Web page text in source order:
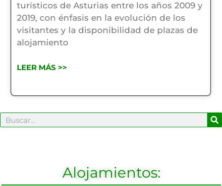
turísticos de Asturias entre los años 2009 y
2019, con énfasis en la evolución de los
visitantes y la disponibilidad de plazas de
alojamiento
LEER MÁS >>
Buscar
Alojamientos: